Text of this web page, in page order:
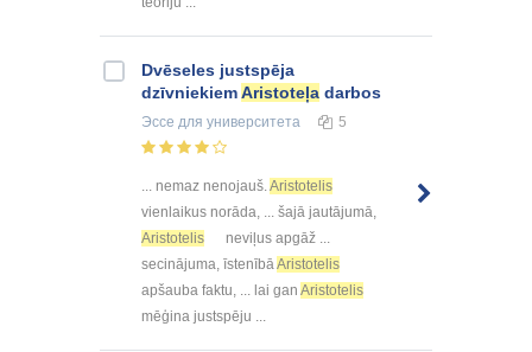
Dvēseles justspēja
dzīvniekiemAristoteļa darbos
Эссе для университета 5
... nemaz nenojauš.Aristotelis
vienlaikus norāda, ... šajā jautājumā,
Aristotelis
neviļus apgāž ...
secinājuma, īstenībāAristotelis
apšauba faktu, ... lai gan Aristotelis
mēģina justspēju ...